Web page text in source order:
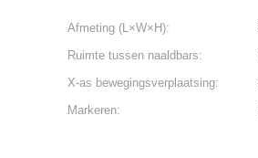
Afmeting (L×W×H):
Ruimte tussen naaldbars:
X-as bewegingsverplaatsing:
Markeren: